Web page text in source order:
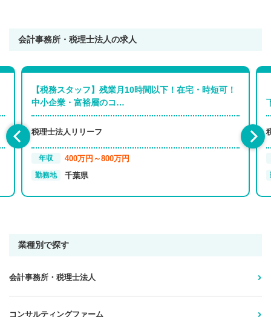
会計事務所・税理士法人の求人
【税務スタッフ】残業月10時間以下！在宅・時短可！
中小企業・富裕層のコ…
税理士法人リリーフ
年収 400万円～800万円
勤務地 千葉県
業種別で探す
会計事務所・税理士法人
コンサルティングファーム